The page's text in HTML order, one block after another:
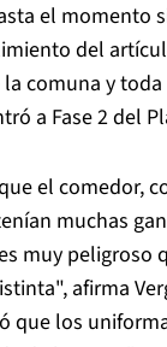
el momento
del
comuna y toda
a Fase 2 del
el comedor,
muchas
muy peligroso
afirma
que los